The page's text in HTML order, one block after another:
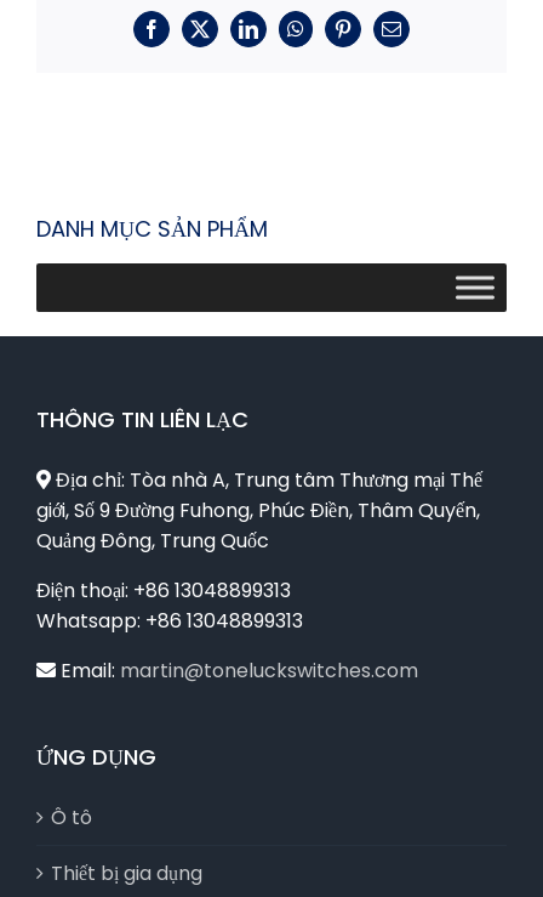
Facebook
X LinkedInWhatsAppPinterest
E-
DANH MỤC SẢN PHẨM
THÔNG TIN LIÊN LẠC
Địa chỉ: Tòa nhà A, Trung tâm Thương mại Thế
giới, Số 9 Đường Fuhong, Phúc Điền, Thâm Quyến,
Quảng Đông, Trung Quốc
Điện thoại: +86 13048899313
Whatsapp: +86 13048899313
Email: martin@toneluckswitches.com
ỨNG DỤNG
Ô tô
Thiết bị gia dụng